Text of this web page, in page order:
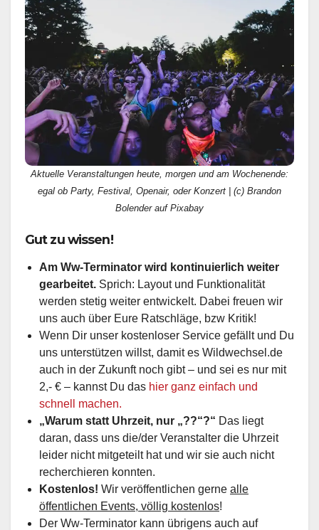
Aktuelle Veranstaltungen heute, morgen und am Wochenende:
egal ob Party, Festival, Openair, oder Konzert | (c) Brandon
Bolender auf Pixabay
Gut zu wissen!
Am Ww-Terminator wird kontinuierlich weiter
gearbeitet. Sprich: Layout und Funktionalität
werden stetig weiter entwickelt. Dabei freuen wir
uns auch über Eure Ratschläge, bzw Kritik!
Wenn Dir unser kostenloser Service gefällt und Du
uns unterstützen willst, damit es Wildwechsel.de
auch in der Zukunft noch gibt – und sei es nur mit
2,- € – kannst Du das hier ganz einfach und
schnell machen.
„Warum statt Uhrzeit, nur „??“?“ Das liegt
daran, dass uns die/der Veranstalter die Uhrzeit
leider nicht mitgeteilt hat und wir sie auch nicht
recherchieren konnten.
Kostenlos! Wir veröffentlichen gerne alle
öffentlichen Events, völlig kostenlos!
Der Ww-Terminator kann übrigens auch auf